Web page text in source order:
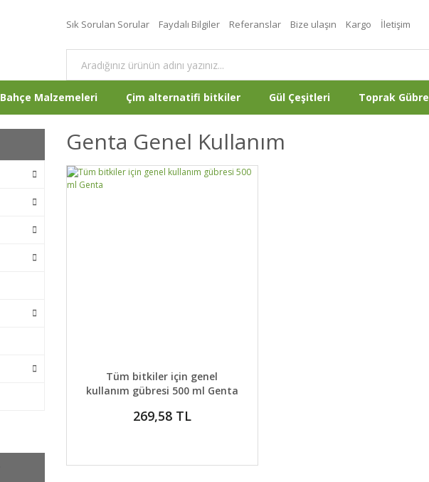
Sık Sorulan Sorular Faydalı Bilgiler Referanslar Bize ulaşın Kargo İletişim
Bahçe Malzemeleri Çim alternatifi bitkiler Gül Çeşitleri Toprak Gübre
Genta Genel Kullanım
DETAYLAR SEPETE EKLE
Tüm bitkiler için genel
kullanım gübresi 500 ml Genta
269,58 TL